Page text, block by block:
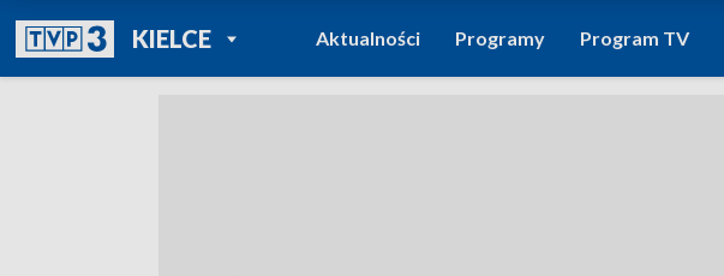
KIELCEPOWRÓT DO
TVP REGIONY
Aktualności Programy Program TV